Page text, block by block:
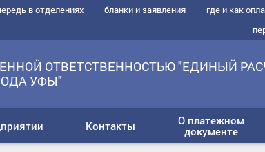
в отделениях бланки и заявления где и как
ОТВЕТСТВЕННОСТЬЮ "ЕДИНЫЙ
УФЫ"
Контакты
О платежном
документе